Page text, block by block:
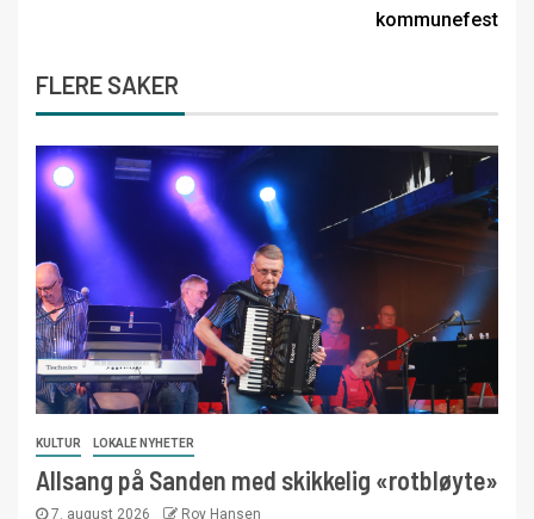
kommunefest
FLERE SAKER
KULTUR LOKALE NYHETER
Allsang på Sanden med skikkelig «rotbløyte»
7. august 2026 Roy Hansen